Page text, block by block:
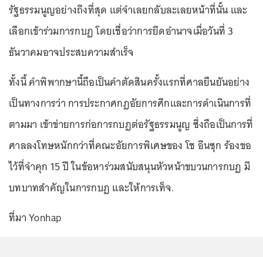
รัฐธรรมนูญอย่างถึงที่สุด แต่จำเลยกลับละเลยหน้าที่นั้น และ
เลือกเข้าร่วมการกบฏ โดยเชื่อว่าการยึดอำนาจเมื่อวันที่ 3
ธันวาคมอาจประสบความสำเร็จ
ทั้งนี้ คำพิพากษานี้ถือเป็นคำตัดสินครั้งแรกที่ศาลยืนยันอย่าง
เป็นทางการว่า การประกาศกฎอัยการศึกและการดำเนินการที่
ตามมา เข้าข่ายการก่อการกบฏต่อรัฐธรรมนูญ ซึ่งถือเป็นการที่
ศาลลงโทษหนักกว่าที่คณะอัยการพิเศษของ โช อึนซุก ร้องขอ
ไว้ที่จำคุก 15 ปี ในข้อหาร่วมสนับสนุนหัวหน้าขบวนการกบฏ มี
บทบาทสำคัญในการกบฏ และให้การเท็จ.
ที่มา Yonhap